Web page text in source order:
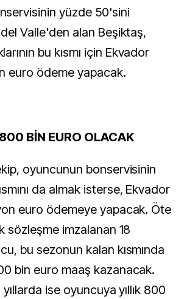
yüzde 50'sini
Valle'den alan Beşiktaş,
bu kısmı için Ekvador
euro ödeme yapacak.
BİN EURO OLACAK
oyuncunun bonservisinin
da almak isterse, Ekvador
euro ödemeye yapacak. Öte
sözleşme imzalanan 18
bu sezonun kalan kısmında
bin euro maaş kazanacak.
ise oyuncuya yıllık 800